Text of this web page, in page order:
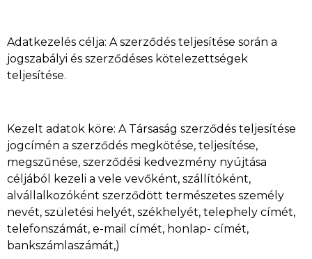
Adatkezelés célja: A szerződés teljesítése során a
jogszabályi és szerződéses kötelezettségek
teljesítése.
Kezelt adatok köre: A Társaság szerződés teljesítése
jogcímén a szerződés megkötése, teljesítése,
megszűnése, szerződési kedvezmény nyújtása
céljából kezeli a vele vevőként, szállítóként,
alvállalkozóként szerződött természetes személy
nevét, születési helyét, székhelyét, telephely címét,
telefonszámát, e-mail címét, honlap- címét,
bankszámlaszámát,)